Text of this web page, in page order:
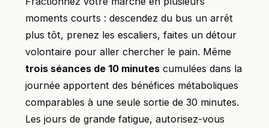
moments courts : descendez du bus un arrêt
plus tôt, prenez les escaliers, faites un détour
volontaire pour aller chercher le pain. Même
trois séances de 10 minutes cumulées dans la
journée apportent des bénéfices métaboliques
comparables à une seule sortie de 30 minutes.
Les jours de grande fatigue, autorisez-vous